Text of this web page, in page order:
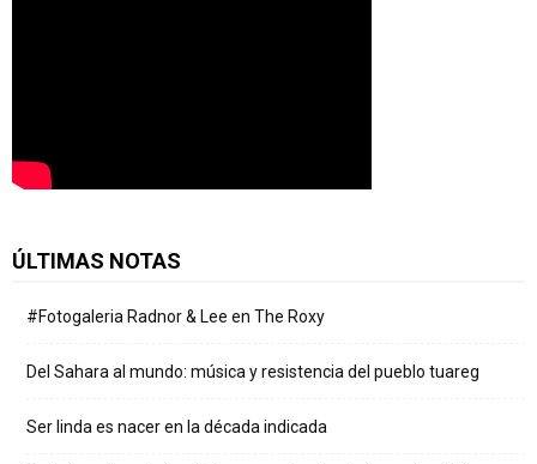
ÚLTIMAS NOTAS
#Fotogaleria Radnor & Lee en The Roxy
Del Sahara al mundo: música y resistencia del pueblo tuareg
Ser linda es nacer en la década indicada